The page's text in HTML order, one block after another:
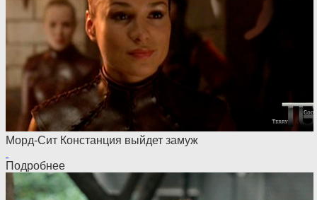
Морд-Сит Констанция выйдет замуж
Подробнее